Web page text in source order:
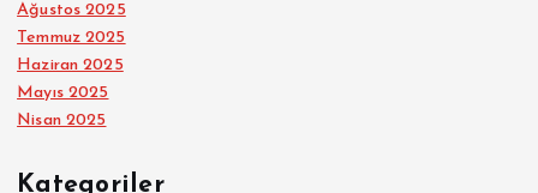
Ağustos 2025
Temmuz 2025
Haziran 2025
Mayıs 2025
Nisan 2025
Kategoriler